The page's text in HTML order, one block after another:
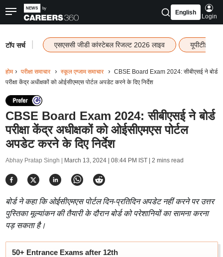
English
Login
टॉप सर्च एसएससी जीडी कांस्टेबल रिजल्ट 2026 लाइव यूपीटीईटी
होम परीक्षा समाचार स्कूल एग्जाम समाचार
CBSE Board Exam 2024: सीबीएसई ने बोर्ड
परीक्षा केंद्र अधीक्षकों को ओईसीएमएस पोर्टल अपडेट करने के दिए निर्देश
CBSE Board Exam 2024: सीबीएसई ने बोर्ड
परीक्षा केंद्र अधीक्षकों को ओईसीएमएस पोर्टल
अपडेट करने के दिए निर्देश
Abhay Pratap Singh | March 13, 2024 | 08:44 PM IST| 2 mins read
बोर्ड ने कहा कि ओईसीएमएस पोर्टल दिन-प्रतिदिन अपडेट नहीं करने पर उत्तर
पुस्तिका मूल्यांकन की तैयारी के दौरान बोर्ड को परेशानियों का सामना करना
पड़ सकता है।
50+ Entrance Exams after 12th